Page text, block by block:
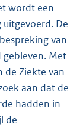
wordt een
De
van
gebleven. Met
de Ziekte van
aan dat de
hadden in
de